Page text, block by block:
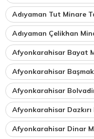
Adıyaman Tut Minare
Adıyaman Çelikhan
Afyonkarahisar Bayat
Afyonkarahisar
Afyonkarahisar
Afyonkarahisar
Afyonkarahisar Dinar